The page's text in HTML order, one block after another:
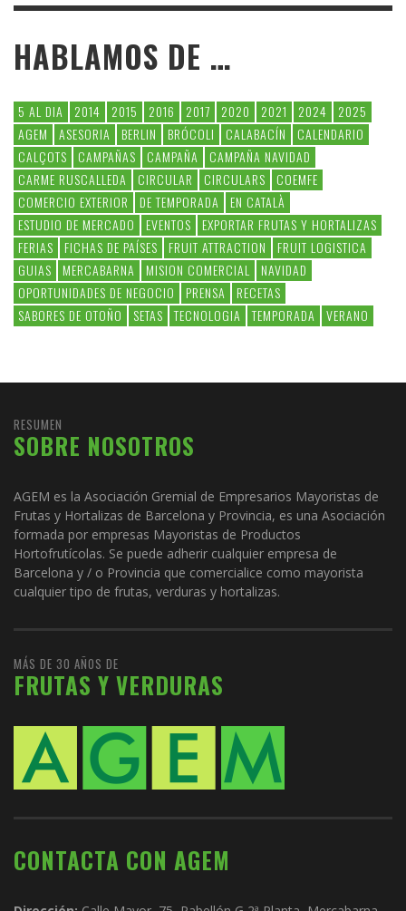
HABLAMOS DE …
5 AL DIA 2014 2015 2016 2017 2020 2021 2024
2025
AGEM
ASESORIA BERLIN BRÓCOLI CALABACÍN
CALENDARIO
CALÇOTS
CAMPAÑAS CAMPAÑA
CAMPAÑA NAVIDAD
CARME RUSCALLEDA
CIRCULAR CIRCULARS
COEMFE
COMERCIO EXTERIOR
DE TEMPORADA
EN CATALÀ
ESTUDIO DE MERCADO
EVENTOS
EXPORTAR FRUTAS Y HORTALIZAS
FERIAS
FICHAS DE PAÍSES FRUIT ATTRACTION
FRUIT LOGISTICA
GUIAS
MERCABARNA MISION COMERCIAL
NAVIDAD
OPORTUNIDADES DE NEGOCIO
PRENSA
RECETAS
SABORES DE OTOÑO
SETAS TECNOLOGIA TEMPORADA VERANO
RESUMEN
SOBRE NOSOTROS
AGEM es la Asociación Gremial de Empresarios Mayoristas de
Frutas y Hortalizas de Barcelona y Provincia, es una Asociación
formada por empresas Mayoristas de Productos
Hortofrutícolas. Se puede adherir cualquier empresa de
Barcelona y / o Provincia que comercialice como mayorista
cualquier tipo de frutas, verduras y hortalizas.
MÁS DE 30 AÑOS DE
FRUTAS Y VERDURAS
CONTACTA CON AGEM